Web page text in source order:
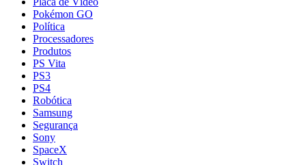
Pokémon GO
Política
Processadores
Produtos
PS Vita
PS3
PS4
Robótica
Samsung
Segurança
Sony
SpaceX
Switch